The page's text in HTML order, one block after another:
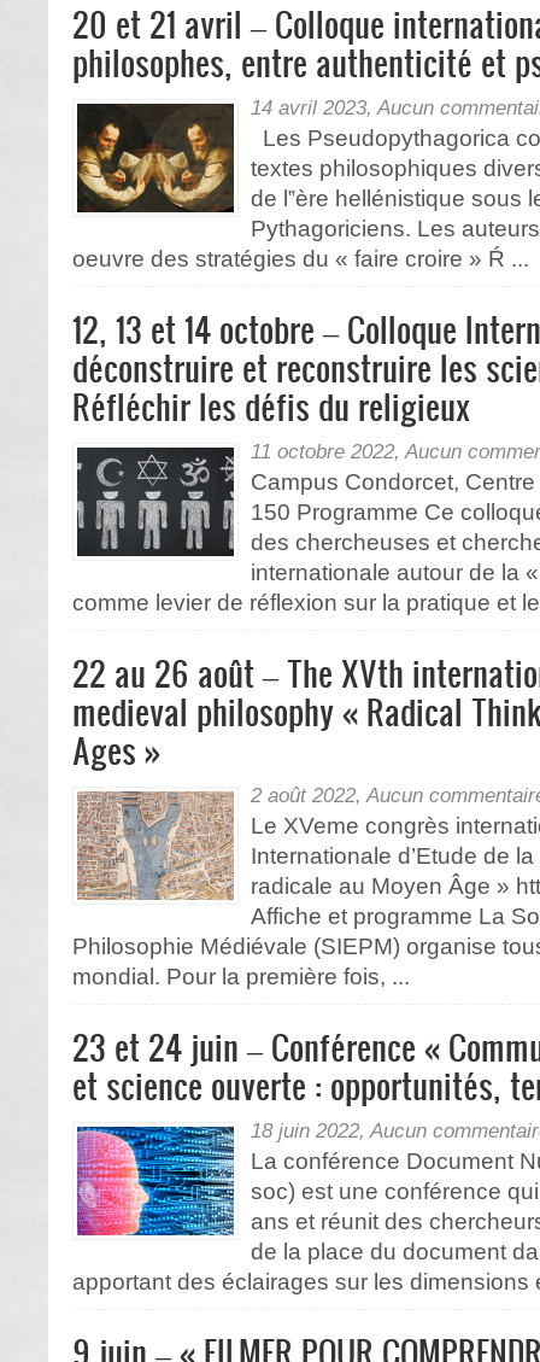
20 et 21 avril – Colloque
philosophes, entre authenticité et
14 avril 2023,Aucun
Les Pseudopythagorica
textes philosophiques
de l‟ère hellénistique sous
Pythagoriciens. Les
oeuvre des stratégies du « faire croire » Ŕ ...
12, 13 et 14 octobre – Colloque
déconstruire et reconstruire les
Réfléchir les défis du religieux
11 octobre 2022,Aucun
Campus Condorcet,
150 Programme Ce
des chercheuses et
internationale autour de la
comme levier de réflexion sur la pratique et
22 au 26 août – The XVth
medieval philosophy « Radical
Ages »
2 août 2022,Aucun
Le XVeme congrès
Internationale d’Etude de
radicale au Moyen Âge »
Affiche et programme La
Philosophie Médiévale (SIEPM) organise
mondial. Pour la première fois, ...
23 et 24 juin – Conférence «
et science ouverte : opportunités,
18 juin 2022,Aucun
La conférence Document
soc) est une conférence
ans et réunit des
de la place du document
apportant des éclairages sur les dimensions
9 juin – « FILMER POUR